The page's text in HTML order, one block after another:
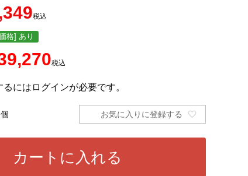
税込
格] あり
税込
にはログインが必要です。
お気に入りに登録する
カートに入れる